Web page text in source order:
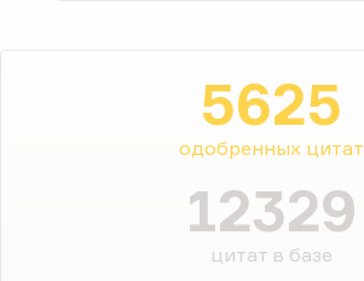
5625
одобренных цитат
12329
цитат в базе